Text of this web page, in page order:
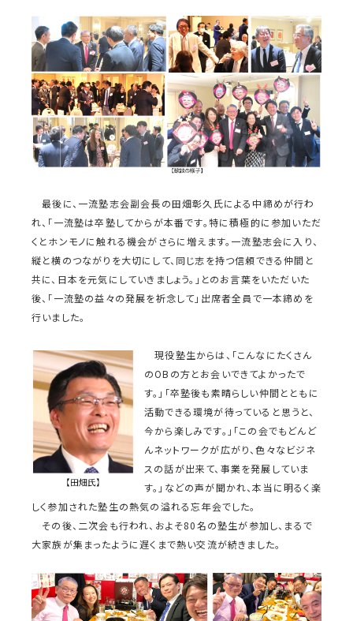
最後に、一流塾志会副会長の田畑彰久氏による中締めが行わ
れ、「一流塾は卒塾してからが本番です。特に積極的に参加いただ
くとホンモノに触れる機会がさらに増えます。一流塾志会に入り、
縦と横のつながりを大切にして、同じ志を持つ信頼できる仲間と
共に、日本を元気にしていきましょう。」とのお言葉をいただいた
後、「一流塾の益々の発展を祈念して」出席者全員で一本締めを
行いました。
現役塾生からは、「こんなにたくさん
のOBの方とお会いできてよかったで
す。」「卒塾後も素晴らしい仲間とともに
活動できる環境が待っていると思うと、
今から楽しみです。」「この会でもどんど
んネットワークが広がり、色々なビジネ
スの話が出来て、事業を発展していま
す。」などの声が聞かれ、本当に明るく楽
しく参加された塾生の熱気の溢れる忘年会でした。
その後、二次会も行われ、およそ80名の塾生が参加し、まるで
大家族が集まったように遅くまで熱い交流が続きました。